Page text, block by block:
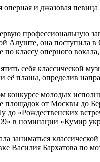
и джазовая
профессиональную
Алуште, она
классу оперного
себя классической
её планы, определив
конкурсе молодых
от Москвы до
«Рождественских
в номинации «Кумир
заниматься
Василия Бархатова